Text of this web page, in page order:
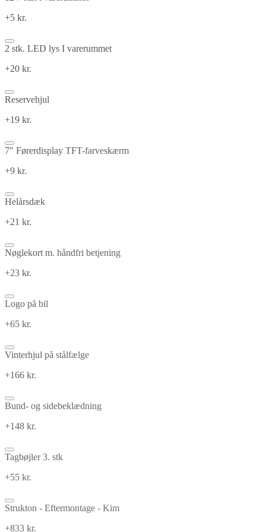
+5 kr.
2 stk. LED lys I varerummet
+20 kr.
Reservehjul
+19 kr.
7" Førerdisplay TFT-farveskærm
+9 kr.
Helårsdæk
+21 kr.
Nøglekort m. håndfri betjening
+23 kr.
Logo på bil
+65 kr.
Vinterhjul på stålfælge
+166 kr.
Bund- og sidebeklædning
+148 kr.
Tagbøjler 3. stk
+55 kr.
Strukton - Eftermontage - Kim
+833 kr.